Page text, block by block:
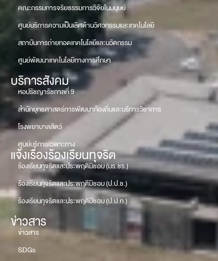
คณะกรรมการจริยธรรมการวิจัยในมนุษย์
ศูนย์บริการความเป็นเลิศด้านวิศวกรรมและเทคโนโลยี
สถาบันการถ่ายทอดเทคโนโลยีและนวัตกรรม
ศูนย์พัฒนาเทคโนโลยีทางการศึกษา
บริการสังคม
หอปรัชญารัชกาลที่ 9
สำนักยุทธศาสตร์การพัฒนาท้องถิ่นและบริการวิชาการ
โรงพยาบาลสัตว์
ศูนย์บริการเฉพาะทาง
แจ้งเรื่องร้องเรียนทุจริต
ร้องเรียนทุจริตและประพฤติมิชอบ (มร.ชร.)
ร้องเรียนทุจริตและประพฤติมิชอบ (ป.ป.ช.)
ร้องเรียนทุจริตและประพฤติมิชอบ (ป.ป.ท.)
ข่าวสาร
ข่าวสาร
SDGs